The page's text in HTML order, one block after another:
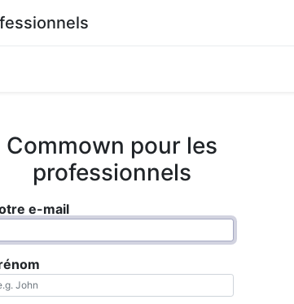
Commown pour les
professionnels
e-mail